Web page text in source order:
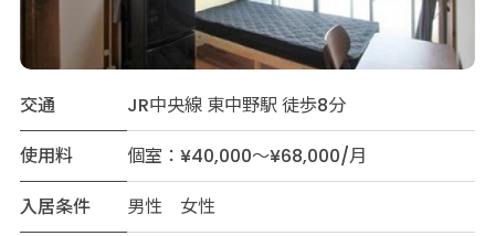
交通
JR中央線 東中野駅 徒歩8分
使用料
個室：¥40,000～¥68,000/月
入居条件
男性 女性